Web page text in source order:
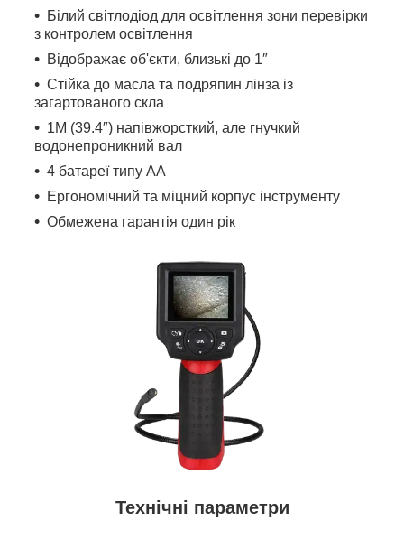
Білий світлодіод для освітлення зони перевірки
з контролем освітлення
Відображає об'єкти, близькі до 1″
Стійка до масла та подряпин лінза із
загартованого скла
1M (39.4″) напівжорсткий, але гнучкий
водонепроникний вал
4 батареї типу АА
Ергономічний та міцний корпус інструменту
Обмежена гарантія один рік
Технічні параметри